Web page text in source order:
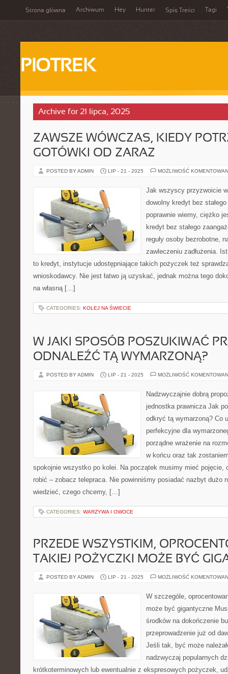
Strona główna Archiwum Hey Hunter Spis Treści Tagi
PIOTREK
Archive for 21 lipca, 2025
ZAWSZE WÓWCZAS, KIEDY
GOTÓWKI OD ZARAZ
POSTED BY ADMIN LIP - 21 - 2025 MOŻLIWOŚĆ
Jak wszyscy przyzwoicie
dowolny kredyt bez
poprawnie wiemy, ciężko
kredyt bez stałego
reguły osoby bezrobotne,
zawleczeniu zadłużenia.
to kredyt, instytucje udostępniające takich pożyczek też
wnioskodawcy. Nie jest łatwo ją uzyskać, jednak można tego
na własną […]
CATEGORIES: KOLEJ NA ŚWIECIE
W JAKI SPOSÓB POSZUKIWAĆ
ODNALEŹĆ TĄ WYMARZONĄ?
POSTED BY ADMIN LIP - 21 - 2025 MOŻLIWOŚĆ
Nadzwyczajnie dobrą
jednostka prawnicza Jak
odkryć tą wymarzoną? Co
perfekcyjne dla
porządne wrażenie na
w końcu oraz tak
spokojnie wszystko po kolei. Na początek musimy mieć pojęcie,
robić – zobacz telepraca. Nie powinniśmy posiadać nazbyt dużo
wiedzieć, czego chcemy, […]
CATEGORIES: WARZYWA I OWOCE
PRZEDE WSZYSTKIM,
TAKIEJ POŻYCZKI MOŻE BYĆ
POSTED BY ADMIN LIP - 21 - 2025 MOŻLIWOŚĆ
W szczególe,
może być gigantyczne
środków na dokończenie
przeprowadzenie już od
Jeśli tak, być może
nadzwyczaj popularnych
krótkoterminowych lub ewentualnie z ekspresowych pożyczek,